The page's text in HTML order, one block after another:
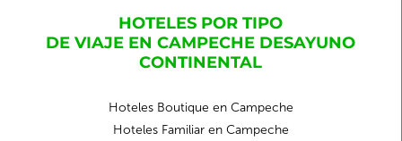
HOTELES POR TIPO
DE VIAJE EN CAMPECHE DESAYUNO
CONTINENTAL
Hoteles Boutique en Campeche
Hoteles Familiar en Campeche